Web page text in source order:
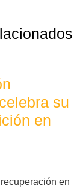
su
en
en